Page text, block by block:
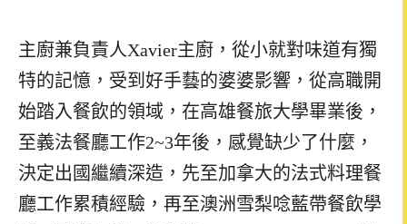
主廚兼負責人Xavier主廚，從小就對味道有獨
特的記憶，受到好手藝的婆婆影響，從高職開
始踏入餐飲的領域，在高雄餐旅大學畢業後，
至義法餐廳工作2~3年後，感覺缺少了什麼，
決定出國繼續深造，先至加拿大的法式料理餐
廳工作累積經驗，再至澳洲雪梨唸藍帶餐飲學